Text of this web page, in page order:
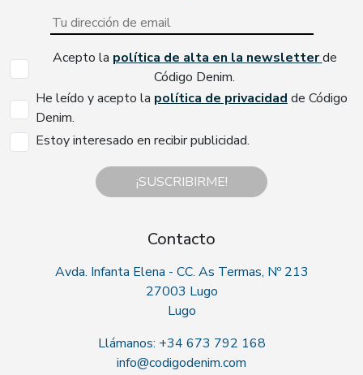
Acepto la política de alta en la newsletterde
Código Denim.
He leído y acepto la política de privacidadde Código
Denim.
Estoy interesado en recibir publicidad.
¡SUSCRIBIRME!
Contacto
Avda. Infanta Elena - CC. As Termas, Nº 213
27003 Lugo
Lugo
Llámanos: +34 673 792 168
info@codigodenim.com